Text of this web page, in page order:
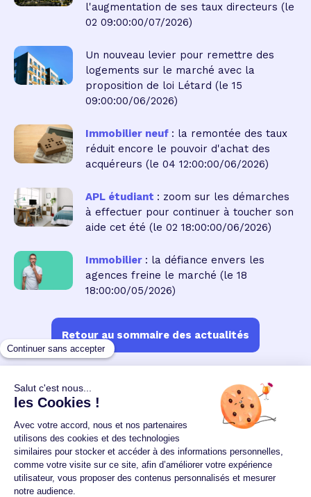
l'augmentation de ses taux directeurs (le
02 09:00:00/07/2026)
Un nouveau levier pour remettre des
logements sur le marché avec la
proposition de loi Létard (le 15
09:00:00/06/2026)
Immobilier neuf : la remontée des taux
réduit encore le pouvoir d'achat des
acquéreurs (le 04 12:00:00/06/2026)
APL étudiant : zoom sur les démarches
à effectuer pour continuer à toucher son
aide cet été (le 02 18:00:00/06/2026)
Immobilier : la défiance envers les
agences freine le marché (le 18
18:00:00/05/2026)
Retour au sommaire des actualités
Un crédit vous engage et doit être remboursé.
Vérifiez vos capacités de remboursement avant de
vous engager.